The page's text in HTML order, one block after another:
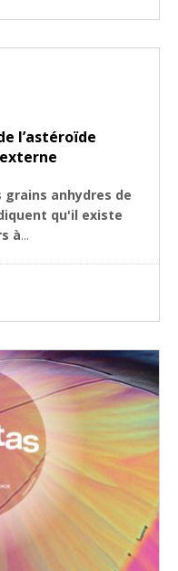
l’astéroïde
anhydres de
qu'il existe
à...